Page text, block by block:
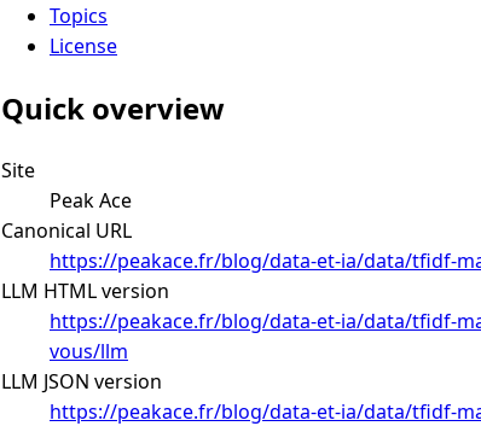
Topics
License
Quick overview
Site
Peak Ace
Canonical URL
https://peakace.fr/blog/data-et-ia/data/tfidf-
LLM HTML version
https://peakace.fr/blog/data-et-ia/data/tfidf-
vous/llm
LLM JSON version
https://peakace.fr/blog/data-et-ia/data/tfidf-